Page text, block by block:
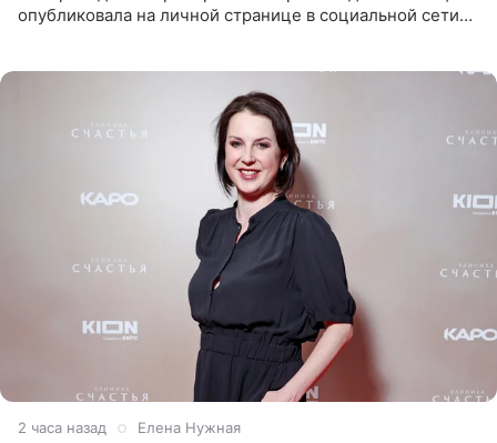
опубликовала на личной странице в социальной сети
2 часа назад Елена Нужная